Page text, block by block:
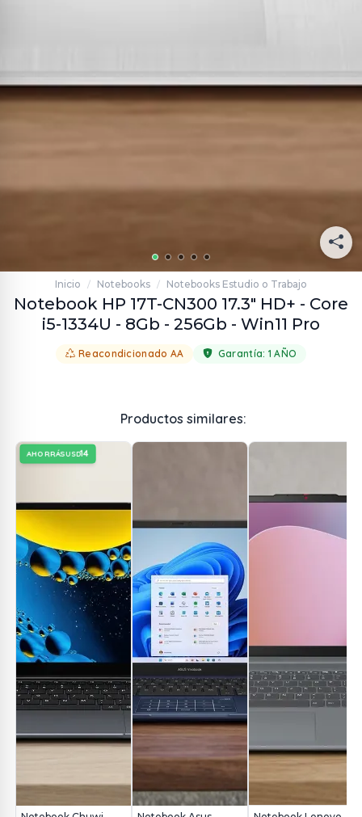
Inicio / Notebooks / Notebooks Estudio o Trabajo
Notebook HP 17T-CN300 17.3" HD+ - Core
i5-1334U - 8Gb - 256Gb - Win11 Pro
Reacondicionado AA Garantía: 1 AÑO
Productos similares:
AHORRÁSUSD14